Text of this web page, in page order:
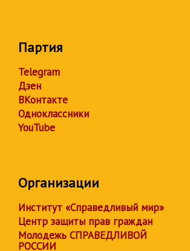
Партия
Telegram
Дзен
ВКонтакте
Одноклассники
YouTube
Организации
Институт «Справедливый мир»
Центр защиты прав граждан
Молодежь СПРАВЕДЛИВОЙ
РОССИИ